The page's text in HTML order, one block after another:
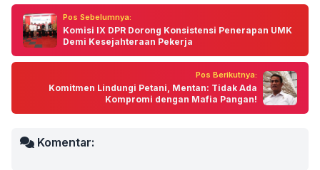
Pos Sebelumnya:
Komisi IX DPR Dorong Konsistensi Penerapan UMK
Demi Kesejahteraan Pekerja
Pos Berikutnya:
Komitmen Lindungi Petani, Mentan: Tidak Ada
Kompromi dengan Mafia Pangan!
Komentar: